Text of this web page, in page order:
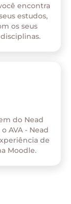
encontra
estudos,
os seus
do Nead
AVA - Nead
de
Moodle.